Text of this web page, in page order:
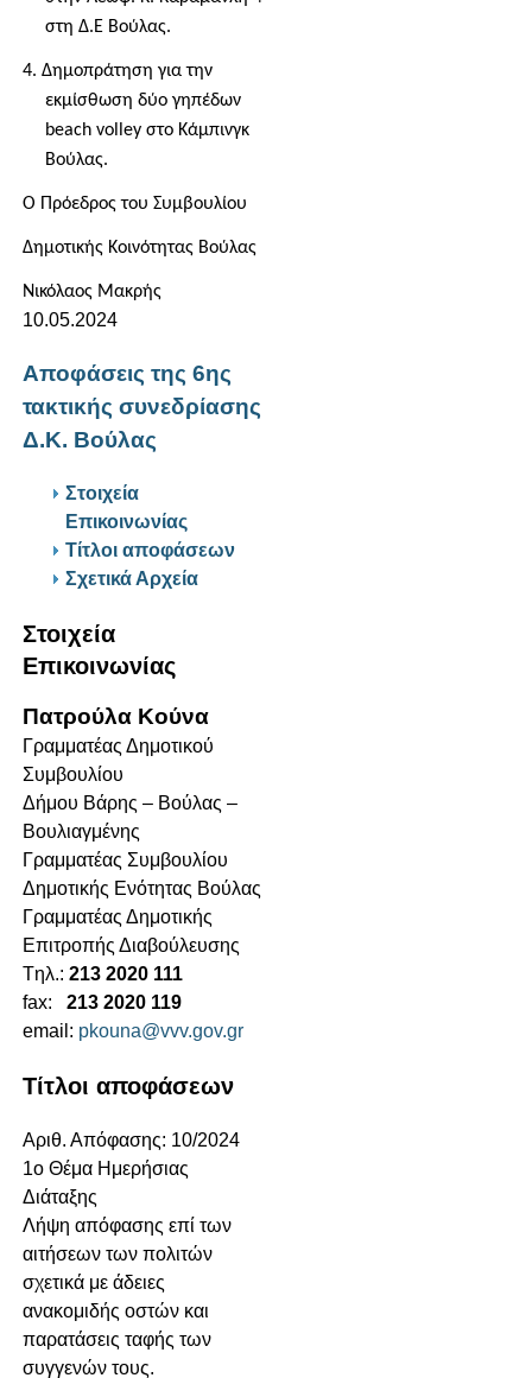
στη Δ.Ε Βούλας.
4.Δημοπράτηση για την
εκμίσθωση δύο γηπέδων
beach volleyστο Κάμπινγκ
Βούλας.
Ο Πρόεδρος του Συμβουλίου
Δημοτικής Κοινότητας Βούλας
Νικόλαος Μακρής
10.05.2024
Αποφάσεις της 6ης
τακτικής συνεδρίασης
Δ.Κ. Βούλας
Στοιχεία
Επικοινωνίας
Τίτλοι αποφάσεων
Σχετικά Αρχεία
Στοιχεία
Επικοινωνίας
Πατρούλα Κούνα
Γραμματέας Δημοτικού
Συμβουλίου
Δήμου Βάρης – Βούλας –
Βουλιαγμένης
Γραμματέας Συμβουλίου
Δημοτικής Ενότητας Βούλας
Γραμματέας Δημοτικής
Επιτροπής Διαβούλευσης
Tηλ.:213 2020 111
fax:213 2020 119
email: pkouna@vvv.gov.gr
Τίτλοι αποφάσεων
Αριθ. Απόφασης: 10/2024
1ο Θέμα Ημερήσιας
Διάταξης
Λήψη απόφασης επί των
αιτήσεων των πολιτών
σχετικά με άδειες
ανακομιδής οστών και
παρατάσεις ταφής των
συγγενών τους.